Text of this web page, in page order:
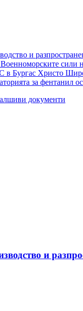
и
сили
в Бургас Христо
за фентанил
документи
и